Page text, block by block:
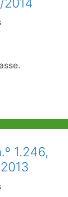
1.246,